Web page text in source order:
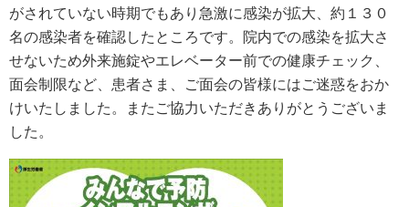
がされていない時期でもあり急激に感染が拡大、約１３０
名の感染者を確認したところです。院内での感染を拡大さ
せないため外来施錠やエレベーター前での健康チェック、
面会制限など、患者さま、ご面会の皆様にはご迷惑をおか
けいたしました。またご協力いただきありがとうございま
した。